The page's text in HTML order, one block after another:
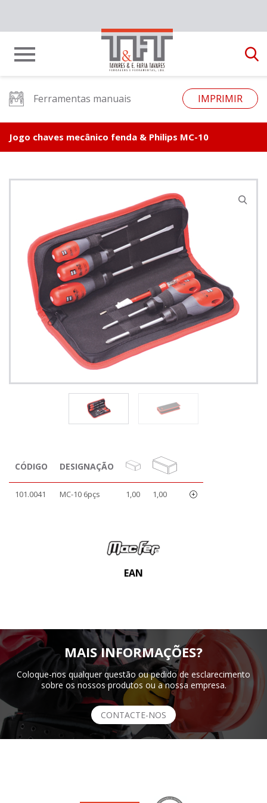
Ferramentas manuais IMPRIMIR
Jogo chaves mecânico fenda & Philips MC-10
CÓDIGO DESIGNAÇÃO
101.0041 MC-10 6pçs 1,00 1,00
EAN
MAIS INFORMAÇÕES?
Coloque-nos qualquer questão ou pedido de esclarecimento
sobre os nossos produtos ou a nossa empresa.
CONTACTE-NOS